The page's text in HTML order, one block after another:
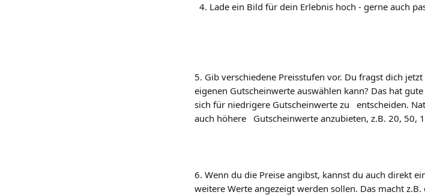
4. Lade ein Bild für dein Erlebnis hoch - gerne auch
5. Gib verschiedene Preisstufen vor. Du fragst dich jetzt
eigenen Gutscheinwerte auswählen kann? Das hat
sich für niedrigere Gutscheinwerte zu   entscheiden.
auch höhere   Gutscheinwerte anzubieten, z.B. 20, 50,
6. Wenn du die Preise angibst, kannst du auch direkt
weitere Werte angezeigt werden sollen. Das macht